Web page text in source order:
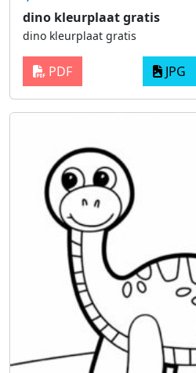
dino kleurplaat gratis
dino kleurplaat gratis
PDF JPG